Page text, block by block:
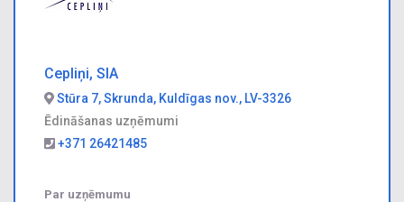
Cepliņi, SIA
Stūra 7, Skrunda, Kuldīgas nov., LV-3326
Ēdināšanas uzņēmumi
+371 26421485
Par uzņēmumu